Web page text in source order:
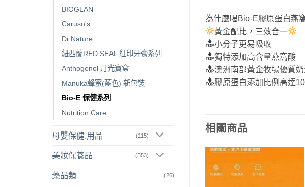
BIOGLAN
Caruso's
Dr.Nature
紐西蘭RED SEAL 紅印牙膏系列
Anthogenol 月光寶盒
Manuka蜂蜜(藍色) 新包裝
Bio-E 保健系列
Nutrition Care
母嬰保健.用品 (115)
美妝保養品 (353)
藥品類 (26)
為什麼喝Bio-E膠原蛋白燕
黃金配比，三效合一
小分子更易吸收
獨特添加高含量燕窩酸
澳洲南部黃金牧場優質奶
膠原蛋白添加比例高達
相關商品